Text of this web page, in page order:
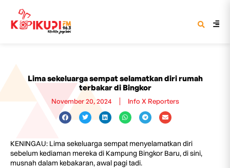
Lima sekeluarga sempat selamatkan diri rumah
terbakar di Bingkor
November 20, 2024 Info X Reporters
KENINGAU: Lima sekeluarga sempat menyelamatkan diri
sebelum kediaman mereka di Kampung Bingkor Baru, di sini,
musnah dalam kebakaran, awal pagi tadi.